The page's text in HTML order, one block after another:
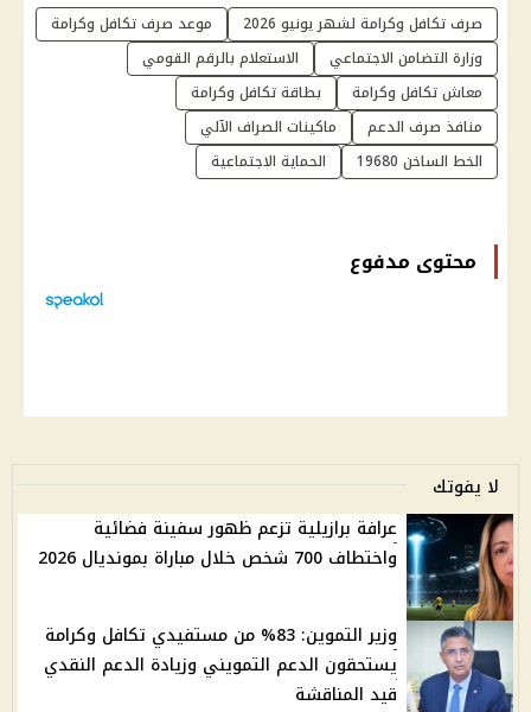
صرف تكافل وكرامة لشهر يونيو 2026
موعد صرف تكافل وكرامة
وزارة التضامن الاجتماعي
الاستعلام بالرقم القومي
معاش تكافل وكرامة
بطاقة تكافل وكرامة
منافذ صرف الدعم
ماكينات الصراف الآلي
الخط الساخن 19680
الحماية الاجتماعية
محتوى مدفوع
لا يفوتك
عرافة برازيلية تزعم ظهور سفينة فضائية
واختطاف 700 شخص خلال مباراة بمونديال 2026
وزير التموين: 83% من مستفيدي تكافل وكرامة
يستحقون الدعم التمويني وزيادة الدعم النقدي
قيد المناقشة